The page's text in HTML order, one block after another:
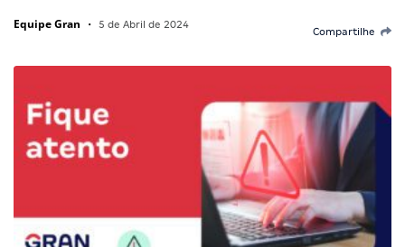
Equipe Gran • 5 de Abril de 2024
Compartilhe